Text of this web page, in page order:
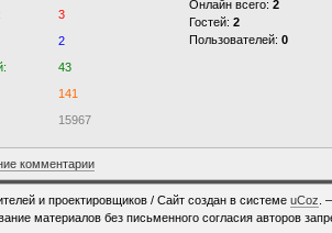
3
2
43
141
15967
Онлайн всего: 2
Гостей: 2
Пользователей: 0
комментарии
и проектировщиков / Сайт создан в системе uCoz .
материалов без письменного согласия авторов